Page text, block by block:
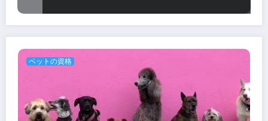
ペットの資格